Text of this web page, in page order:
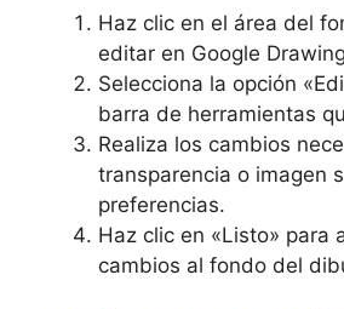
Haz clic en‌ el área ​del
⁤editar en Google
Selecciona la ⁤opción
barra‍ de herramientas​
Realiza⁢ los‍ cambios
transparencia o imagen
preferencias.
Haz clic ⁢en «Listo» ​para​
cambios al fondo del